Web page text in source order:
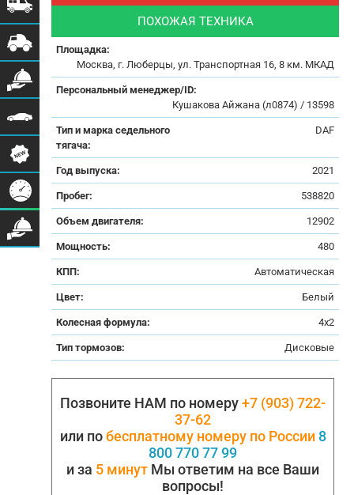
ПОХОЖАЯ ТЕХНИКА
Площадка:
Москва, г. Люберцы, ул. Транспортная 16, 8 км. МКАД
Персональный менеджер/ID:
Кушакова Айжана (л0874) / 13598
Тип и марка седельного
тягача:
DAF
Год выпуска: 2021
Пробег: 538820
Объем двигателя: 12902
Мощность: 480
КПП: Автоматическая
Цвет: Белый
Колесная формула: 4x2
Тип тормозов: Дисковые
Позвоните НАМ по номеру+7 (903) 722-
37-62
или побесплатному номеру по России 8
800 770 77 99
и за 5 минут Мы ответим на все Ваши
вопросы!